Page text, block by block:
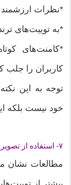
*نظرات ارزشمند
*به توییت‌های
*کامنت‌های
کاربران را جلب
توجه به این
خود نیست بلکه
۷- استفاده از تصویر